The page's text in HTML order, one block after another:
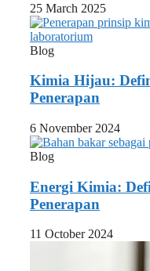
25 March 2025
Blog
Kimia Hijau:
Penerapan
6 November 2024
Blog
Energi Kimia:
Penerapan
11 October 2024